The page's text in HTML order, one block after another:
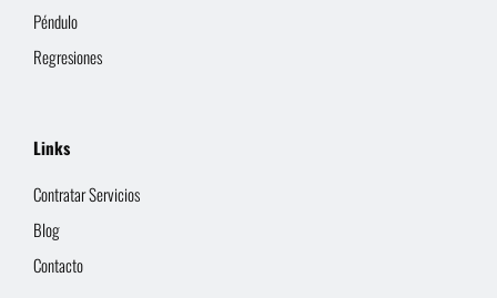
Péndulo
Regresiones
Links
Contratar Servicios
Blog
Contacto